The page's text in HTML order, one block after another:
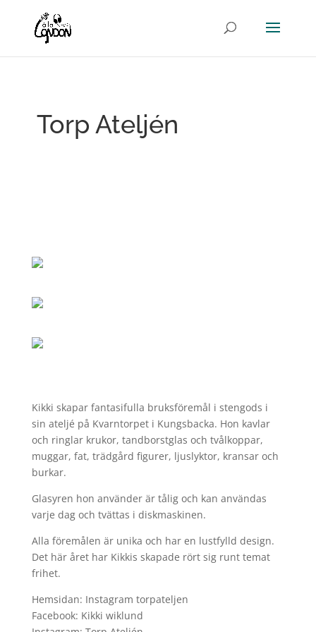
Torp Ateljén
Kikki skapar fantasifulla bruksföremål i stengods i
sin ateljé på Kvarntorpet i Kungsbacka. Hon kavlar
och ringlar krukor, tandborstglas och tvålkoppar,
muggar, fat, trädgård figurer, ljuslyktor, kransar och
burkar.
Glasyren hon använder är tålig och kan användas
varje dag och tvättas i diskmaskinen.
Alla föremålen är unika och har en lustfylld design.
Det här året har Kikkis skapade rört sig runt temat
frihet.
Hemsidan: Instagram torpateljen
Facebook: Kikki wiklund